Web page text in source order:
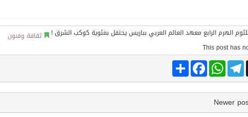
ثقافة وفنون
Share
FacebookWhatsAppTelegram